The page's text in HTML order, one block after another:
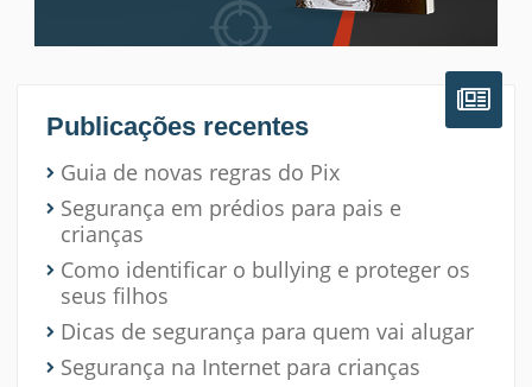
Publicações recentes
Guia de novas regras do Pix
Segurança em prédios para pais e
crianças
Como identificar o bullying e proteger os
seus filhos
Dicas de segurança para quem vai alugar
Segurança na Internet para crianças